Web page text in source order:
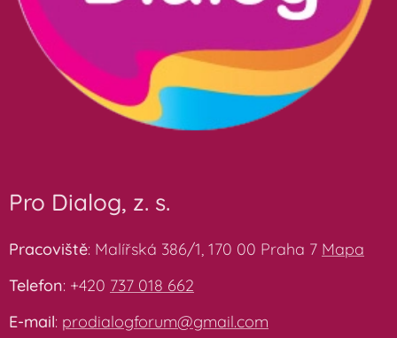
Pro Dialog, z. s.
Pracoviště: Malířská 386/1, 170 00 Praha 7 Mapa
Telefon: +420 737 018 662
E-mail: prodialogforum@gmail.com